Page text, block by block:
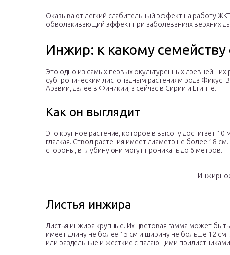
Оказывают легкий слабительный эффект на работу
обволакивающий эффект при заболеваниях верхних
Инжир: к какому семейству
Это одно из самых первых окультуренных древнейших
субтропическим листопадным растениям рода Фикус.
Аравии, далее в Финикии, а сейчас в Сирии и Египте.
Как он выглядит
Это крупное растение, которое в высоту достигает
гладкая. Ствол растения имеет диаметр не более 18
стороны, в глубину они могут проникать до 6 метров.
Листья инжира
Листья инжира крупные. Их цветовая гамма может
имеет длину не более 15 см и ширину не больше 12
или раздельные и жесткие с падающими прилистниками